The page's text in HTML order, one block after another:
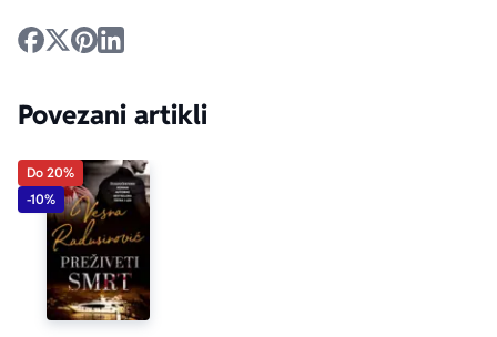
Povezani artikli
Do 20%
-10%